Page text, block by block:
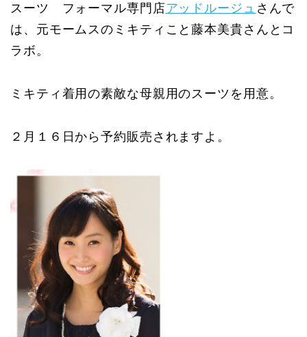
スーツ フォーマル専門店アッドルージュ さんで
は、元モームスのミキティこと藤本美貴さんとコ
ラボ。
ミキティ着用の素敵な母親用のスーツを用意。
２月１６日から予約販売されますよ。